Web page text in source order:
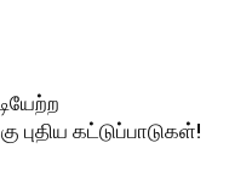
கட்டுப்பாடுகள்!